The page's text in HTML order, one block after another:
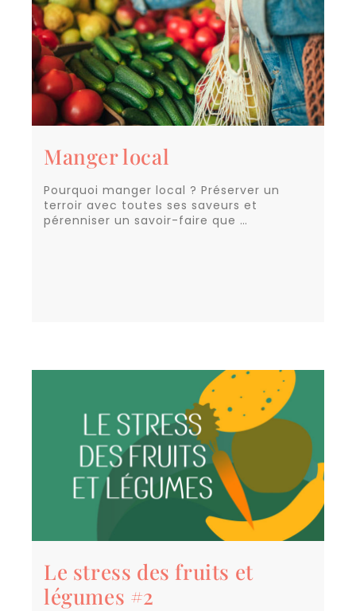
Manger local
Pourquoi manger local ? Préserver un
terroir avec toutes ses saveurs et
pérenniser un savoir-faire que …
Le stress des fruits et
légumes #2